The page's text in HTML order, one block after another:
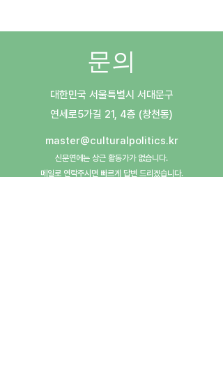
문의
대한민국 서울특별시 서대문구
​연세로5가길 21, 4층 (창천동)
master@culturalpolitics.kr
신문연에는 상근 활동가가 없습니다.
메일로 연락주시면 빠르게 답변 드리겠습니다.